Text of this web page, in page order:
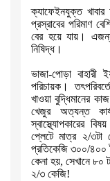
ক্যাফেইনযুক্ত খাবার
প্রস্রাবের পরিমাণ
বের হয়ে যায়।
নিষিদ্ধ।
ভাজা-পোড়া বাহারী
পরিচায়ক।
খাওয়া বুদ্ধিমানের
খেজুর অত্যন্ত
স্বাস্থ্যোপকারের
প্লেটে মাত্র ২/
প্রতিকেজি ৩০০/৪০০
কেনা হয়, সেখানে ৮০
২/৩ কেজি!